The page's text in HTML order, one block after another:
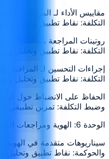
التكلفة: نقاط تطبيق وتحليل
التكلفة: نقاط تطبيق وتحليل
التكلفة: نقاط تطبيق وتحليل
وضبط التكلفة: تمرين تطبيقي
الوحدة 6: الهوية ومراجعات الوصول والسياسات والحوكمة
سيناريوهات متقدمة في
والحوكمة: نقاط تطبيق وتحليل